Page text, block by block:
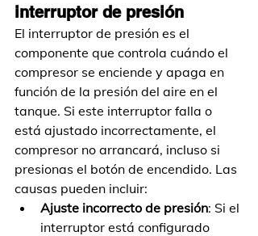
interruptor de presión
El interruptor de presión es el
componente que controla cuándo el
compresor se enciende y apaga en
función de la presión del aire en el
tanque. Si este interruptor falla o
está ajustado incorrectamente, el
compresor no arrancará, incluso si
presionas el botón de encendido. Las
causas pueden incluir:
Ajuste incorrecto de presión: Si el
interruptor está configurado